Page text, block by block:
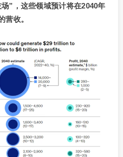
”，这些领域预计将在2040年
营收。